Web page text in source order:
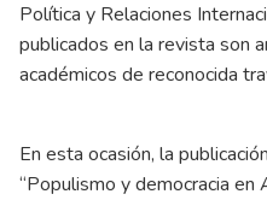
Política y Relaciones
publicados en la revista son
académicos de reconocida
En esta ocasión, la
“Populismo y democracia en